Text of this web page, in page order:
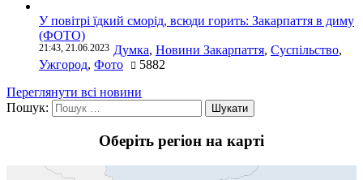
У повітрі їдкий сморід, всюди горить: Закарпаття в диму
(ФОТО)
21:43, 21.06.2023 Думка, Новини Закарпаття, Суспільство,
Ужгород, Фото
5882
Переглянути всі новини
Пошук:
Оберіть регіон на карті